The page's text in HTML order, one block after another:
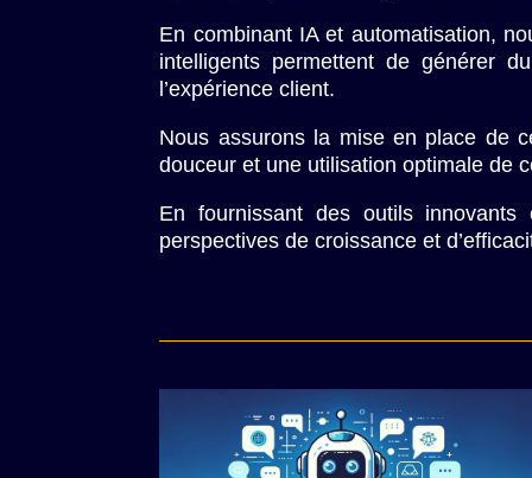
En combinant IA et automatisation,
intelligents permettent de générer
l’expérience client.
Nous assurons la mise en place de
douceur et une utilisation optimale de
En fournissant des outils innovants
perspectives de croissance et